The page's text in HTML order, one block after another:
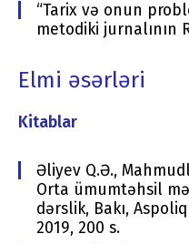
“Tarix və onun
metodiki jurnalının
Elmi əsərləri
Kitablar
Əliyev Q.Ə.,
Orta ümumtəhsil
dərslik, Bakı,
2019, 200 s.